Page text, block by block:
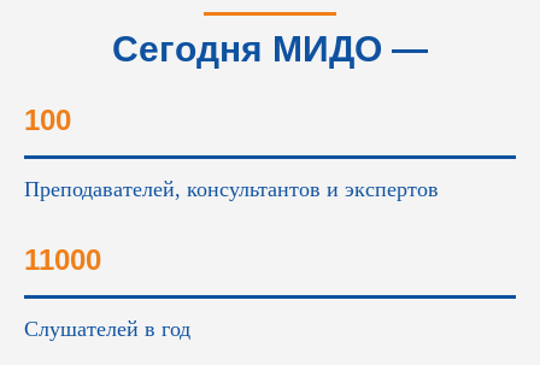
Сегодня МИДО —
100
Преподавателей, консультантов и экспертов
11000
Слушателей в год